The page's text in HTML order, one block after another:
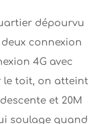
dépourvu
deux connexion
4G avec
le toit, on atteint
et 20M
soulage quand